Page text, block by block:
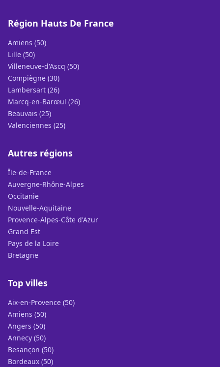
Région Hauts De France
Amiens (50)
Lille (50)
Villeneuve-d'Ascq (50)
Compiègne (30)
Lambersart (26)
Marcq-en-Barœul (26)
Beauvais (25)
Valenciennes (25)
Autres régions
Île-de-France
Auvergne-Rhône-Alpes
Occitanie
Nouvelle-Aquitaine
Provence-Alpes-Côte d'Azur
Grand Est
Pays de la Loire
Bretagne
Top villes
Aix-en-Provence (50)
Amiens (50)
Angers (50)
Annecy (50)
Besançon (50)
Bordeaux (50)